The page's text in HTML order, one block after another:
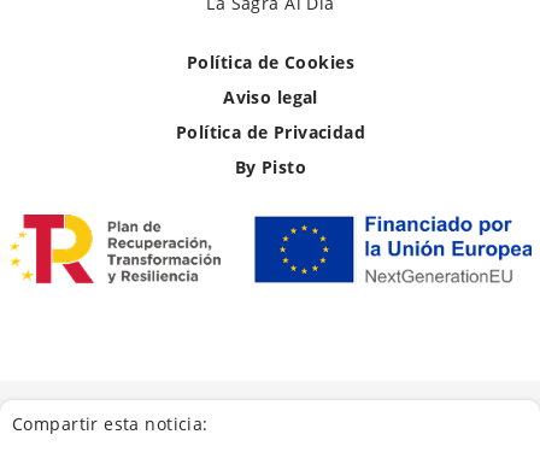
Política de Cookies
Aviso legal
Política de Privacidad
By Pisto
Compartir esta noticia: